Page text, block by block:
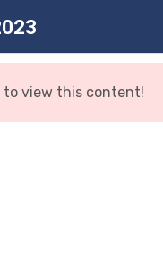
O MNIE KURSY
to view this content!